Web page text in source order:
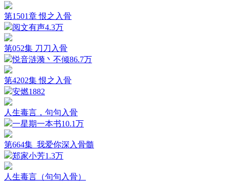
第1501章 恨之入骨
阅文有声4.3万
第052集 刀刀入骨
悦音涟漪丶不倾86.7万
第4202集 恨之入骨
安燃1882
人生毒言，句句入骨
一星期一本书10.1万
第664集_我爱你深入骨髓
郑家小芳1.3万
人生毒言（句句入骨）